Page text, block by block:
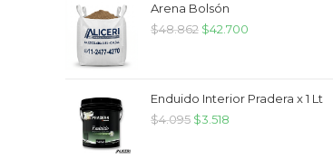
Arena Bolsón
$48.862 $42.700
Enduido Interior Pradera x 1 Lt
$4.095 $3.518